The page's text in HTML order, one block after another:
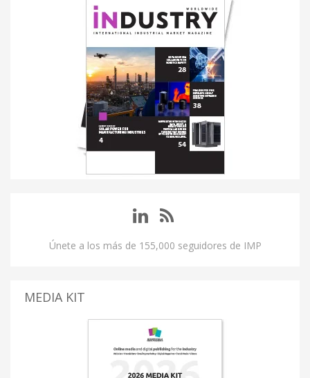
Únete a los más de 155,000 seguidores de IMP
MEDIA KIT